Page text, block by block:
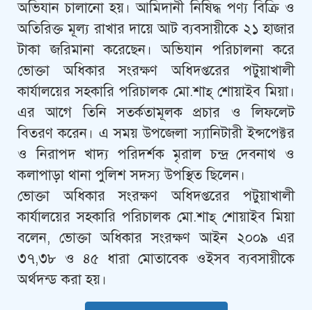
অভিযান চালানো হয়। আমিদানী নিষিদ্ধ পণ্য বিক্রি ও
অতিরিক্ত মূল্য রাখার দায়ে আট ব্যবসায়ীকে ২১ হাজার
টাকা জরিমানা করেছেন। অভিযান পরিচালনা করে
ভোক্তা অধিকার সংরক্ষণ অধিদপ্তরের পটুয়াখালী
কার্যালয়ের সহকারি পরিচালক মো.শাহ্ শোয়াইব মিয়া।
এর আগে তিনি সতর্কতামূলক প্রচার ও লিফলেট
বিতরণ করেন। এ সময় উপজেলা স্যানিটারী ইন্সপেক্টর
ও নিরাপদ খাদ্য পরিদর্শক মৃরাল চন্দ্র দেবনাথ ও
কলাপাড়া থানা পুলিশ সদস্য উপস্থিত ছিলেন।
ভোক্তা অধিকার সংরক্ষণ অধিদপ্তরের পটুয়াখালী
কার্যালয়ের সহকারি পরিচালক মো.শাহ্ শোয়াইব মিয়া
বলেন, ভোক্তা অধিকার সংরক্ষণ আইন ২০০৯ এর
৩৭,৩৮ ও ৪৫ ধারা মোতাবেক ওইসব ব্যবসায়ীকে
অর্থদন্ড করা হয়।